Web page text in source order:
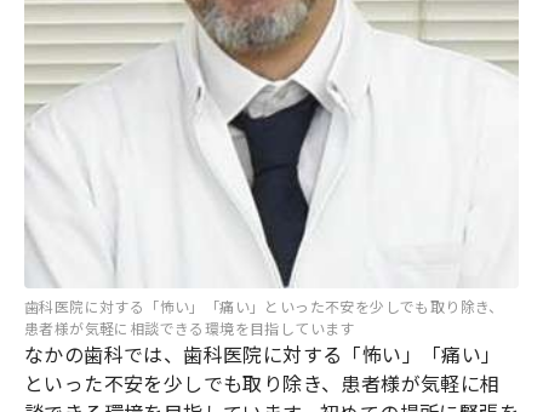
歯科医院に対する「怖い」「痛い」といった不安を少しでも取り除き、
患者様が気軽に相談できる環境を目指しています
なかの歯科では、歯科医院に対する「怖い」「痛い」
といった不安を少しでも取り除き、患者様が気軽に相